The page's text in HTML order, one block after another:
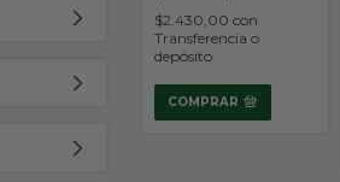
$2.430,00 con
Transferencia o
depósito
COMPRAR